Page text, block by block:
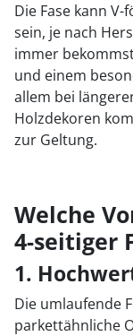
Die Fase kann
sein, je nach
immer
und einem
allem bei
Holzdekoren
zur Geltung.
Welche
4-seitiger
1.
Die umlaufende
parkettähnliche